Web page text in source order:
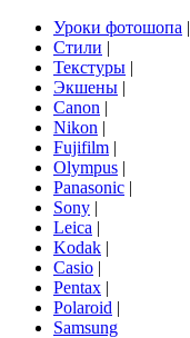
Уроки фотошопа |
Стили |
Текстуры |
Экшены |
Canon |
Nikon |
Fujifilm |
Olympus |
Panasonic |
Sony |
Leica |
Kodak |
Casio |
Pentax |
Polaroid |
Samsung